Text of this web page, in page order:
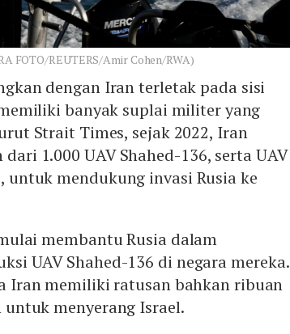
FOTO/REUTERS/Amir Cohen/RWA)
dengan Iran terletak pada sisi
banyak suplai militer yang
Strait Times, sejak 2022, Iran
1.000 UAV Shahed-136, serta UAV
untuk mendukung invasi Rusia ke
membantu Rusia dalam
UAV Shahed-136 di negara mereka.
Iran memiliki ratusan bahkan ribuan
menyerang Israel.